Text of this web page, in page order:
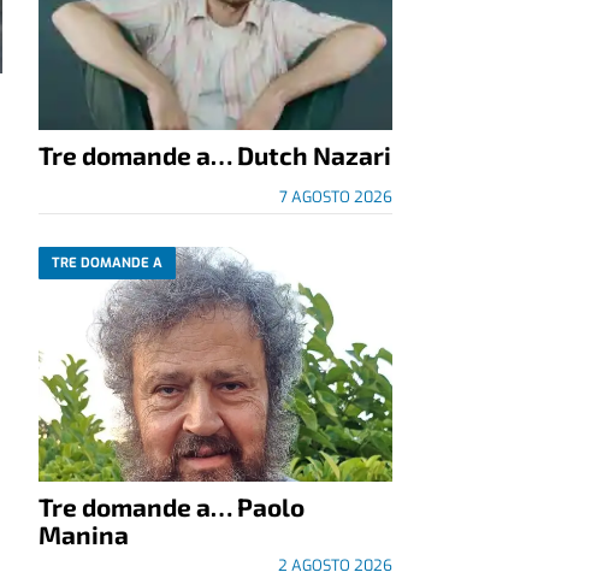
Tre domande a… Dutch Nazari
7 AGOSTO 2026
TRE DOMANDE A
Tre domande a… Paolo
Manina
2 AGOSTO 2026